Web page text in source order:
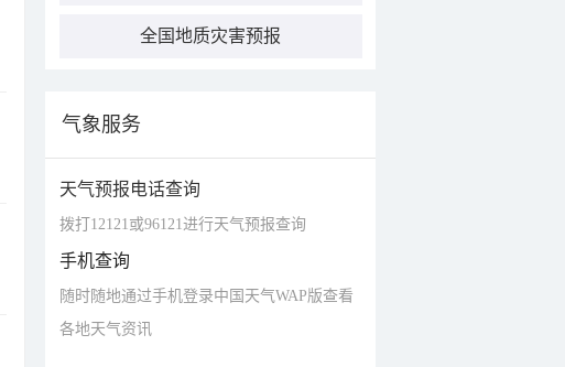
全国地质灾害预报
气象服务
天气预报电话查询
拨打12121或96121进行天气预报查询
手机查询
随时随地通过手机登录中国天气WAP版查看
各地天气资讯